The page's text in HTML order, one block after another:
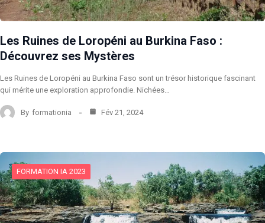
Les Ruines de Loropéni au Burkina Faso :
Découvrez ses Mystères
Les Ruines de Loropéni au Burkina Faso sont un trésor historique fascinant
qui mérite une exploration approfondie. Nichées…
By formationia Fév 21, 2024
FORMATION IA 2023